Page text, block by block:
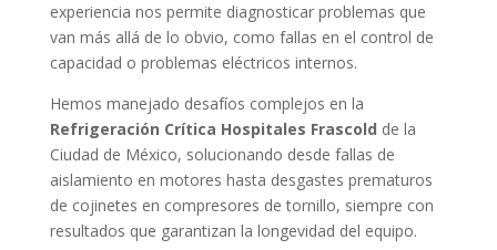
experiencia nos permite diagnosticar problemas que
van más allá de lo obvio, como fallas en el control de
capacidad o problemas eléctricos internos.
Hemos manejado desafíos complejos en la
Refrigeración Crítica Hospitales Frascold de la
Ciudad de México, solucionando desde fallas de
aislamiento en motores hasta desgastes prematuros
de cojinetes en compresores de tornillo, siempre con
resultados que garantizan la longevidad del equipo.